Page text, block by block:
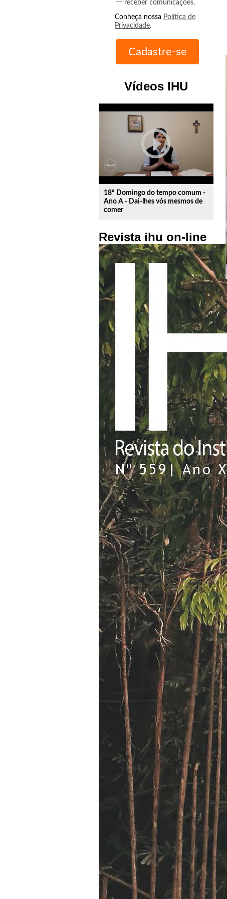
receber comunicações.
Conheça nossa Política de
Privacidade.
Vídeos IHU
play_circle_outline
18º Domingo do tempo comum -
Ano A - Dai-lhes vós mesmos de
comer
Revista ihu on-line